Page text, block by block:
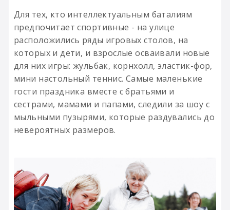
Для тех, кто интеллектуальным баталиям
предпочитает спортивные - на улице
расположились ряды игровых столов, на
которых и дети, и взрослые осваивали новые
для них игры: жульбак, корнхолл, эластик-фор,
мини настольный теннис. Самые маленькие
гости праздника вместе с братьями и
сестрами, мамами и папами, следили за шоу с
мыльными пузырями, которые раздувались до
невероятных размеров.